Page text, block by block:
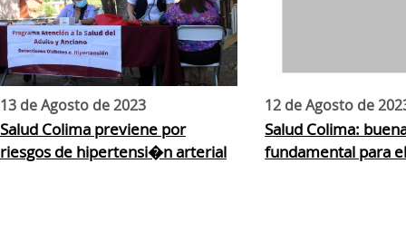
13 de Agosto de 2023
Salud Colima previene por
riesgos de hipertensi�n arterial
12 de Agosto de
Salud Colima:
fundamental para